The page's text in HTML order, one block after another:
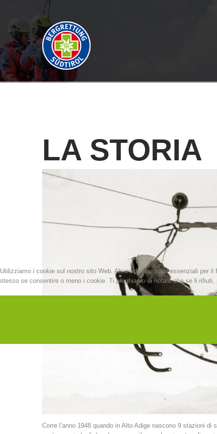
LA STORIA
Corre l’anno 1948 quando in Alto Adige nascono 9 stazioni
Utilizziamo i cookie sul nostro sito Web. Alcuni di essi sono essenziali per
stesso se consentire o meno i cookie. Ti preghiamo di notare che se li